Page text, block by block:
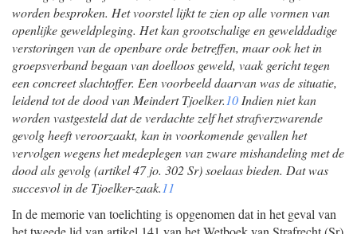
worden besproken. Het voorstel lijkt te zien op alle vormen van
openlijke geweldpleging. Het kan grootschalige en gewelddadige
verstoringen van de openbare orde betreffen, maar ook het in
groepsverband begaan van doelloos geweld, vaak gericht tegen
een concreet slachtoffer. Een voorbeeld daarvan was de situatie,
leidend tot de dood van Meindert Tjoelker.10 Indien niet kan
worden vastgesteld dat de verdachte zelf het strafverzwarende
gevolg heeft veroorzaakt, kan in voorkomende gevallen het
vervolgen wegens het medeplegen van zware mishandeling met de
dood als gevolg (artikel 47 jo. 302 Sr) soelaas bieden. Dat was
succesvol in de Tjoelker-zaak.11
In de memorie van toelichting is opgenomen dat in het geval van